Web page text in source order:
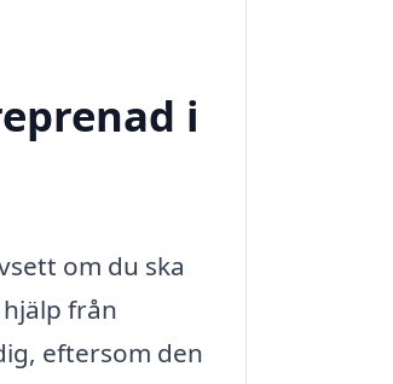
i
om du ska
från
eftersom den